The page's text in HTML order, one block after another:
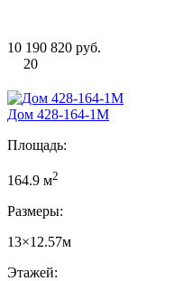
10 190 820 руб.
20
Дом 428-164-1М
Площадь:
164.9 м2
Размеры:
13×12.57м
Этажей: